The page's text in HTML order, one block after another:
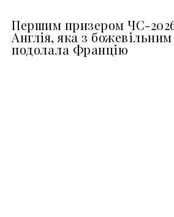
Першим призером ЧС-
Англія, яка з
подолала Францію